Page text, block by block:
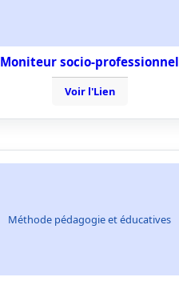
Moniteur socio-professionnel
Voir l'Lien
Méthode pédagogie et éducatives